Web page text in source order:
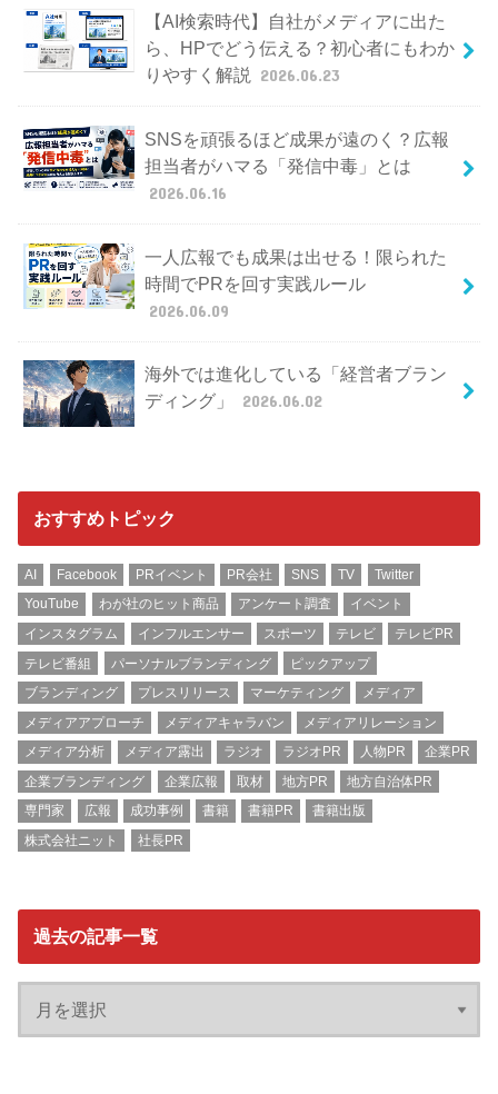
【AI検索時代】自社がメディアに出た
ら、HPでどう伝える？初心者にもわか
りやすく解説
2026.06.23
SNSを頑張るほど成果が遠のく？広報
担当者がハマる「発信中毒」とは
2026.06.16
一人広報でも成果は出せる！限られた
時間でPRを回す実践ルール
2026.06.09
海外では進化している「経営者ブラン
ディング」
2026.06.02
おすすめトピック
AI Facebook PRイベント PR会社 SNS TV
Twitter
YouTube
わが社のヒット商品 アンケート調査
イベント
インスタグラム
インフルエンサー スポーツ テレビ
テレビPR
テレビ番組
パーソナルブランディング
ピックアップ
ブランディング
プレスリリース マーケティング
メディア
メディアアプローチ
メディアキャラバン
メディアリレーション
メディア分析
メディア露出 ラジオ ラジオPR 人物PR
企業PR
企業ブランディング
企業広報 取材 地方PR
地方自治体PR
専門家
広報 成功事例 書籍 書籍PR
書籍出版
株式会社ニット
社長PR
過去の記事一覧